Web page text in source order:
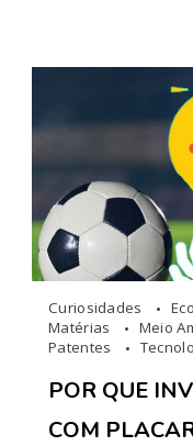
Curiosidades
Matérias
Meio
Patentes
POR QUE
COM